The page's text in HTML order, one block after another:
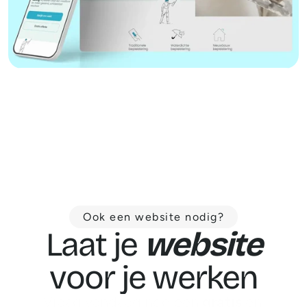
Ook een website nodig?
Laat je website
voor je werken